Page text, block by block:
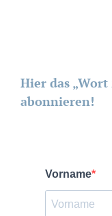
Hier das
abonnieren!